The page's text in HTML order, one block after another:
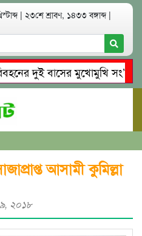
| ২৩শে শ্রাবণ, ১৪৩৩ বঙ্গাব্দ |
দুই বাসের মুখোমুখি সং’ঘ’র্ষে
মাদকাসক্ত রিমালকে
আসামী কুমিল্লা
২০১৮